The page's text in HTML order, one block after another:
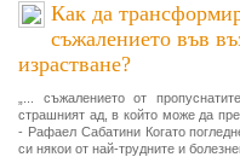
Как да
съжалението във
израстване?
„... съжалението от
страшният ад, в който може да
- Рафаел Сабатини Когато
си някои от най-трудните и